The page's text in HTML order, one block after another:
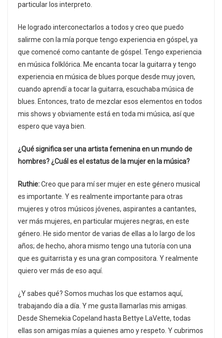
particular los interpreto.
He logrado interconectarlos a todos y creo que puedo
salirme con la mía porque tengo experiencia en góspel, ya
que comencé como cantante de góspel. Tengo experiencia
en música folklórica. Me encanta tocar la guitarra y tengo
experiencia en música de blues porque desde muy joven,
cuando aprendí a tocar la guitarra, escuchaba música de
blues. Entonces, trato de mezclar esos elementos en todos
mis shows y obviamente está en toda mi música, así que
espero que vaya bien.
¿Qué significa ser una artista femenina en un mundo de
hombres? ¿Cuál es el estatus de la mujer en la música?
Ruthie:Creo que para mí ser mujer en este género musical
es importante. Y es realmente importante para otras
mujeres y otros músicos jóvenes, aspirantes a cantantes,
ver más mujeres, en particular mujeres negras, en este
género. He sido mentor de varias de ellas a lo largo de los
años; de hecho, ahora mismo tengo una tutoría con una
que es guitarrista y es una gran compositora. Y realmente
quiero ver más de eso aquí.
¿Y sabes qué? Somos muchas los que estamos aquí,
trabajando día a día. Y me gusta llamarlas mis amigas.
Desde Shemekia Copeland hasta Bettye LaVette, todas
ellas son amigas mías a quienes amo y respeto. Y cubrimos